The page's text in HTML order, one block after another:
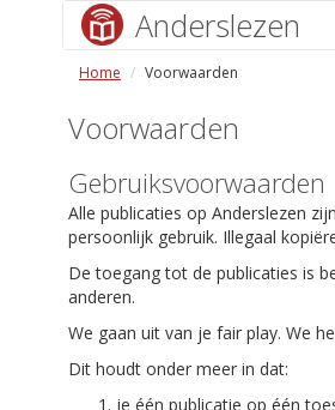
Anderslezen
Home Voorwaarden
Voorwaarden
Gebruiksvoorwaarden
Alle publicaties op Anderslezen
persoonlijk gebruik. Illegaal
De toegang tot de publicaties is
anderen.
We gaan uit van je fair play. We
Dit houdt onder meer in dat:
je één publicatie op één